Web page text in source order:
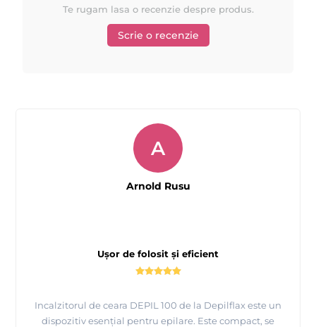
Te rugam lasa o recenzie despre produs.
Scrie o recenzie
Ușor de folosit și eficient
Incalzitorul de ceara DEPIL 100 de la Depilflax este un
dispozitiv esențial pentru epilare. Este compact, se
A
Arnold Rusu